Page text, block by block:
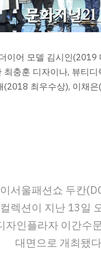
이어 모델 김시인(2019
최충훈 디자이나, 뷰티디
(2018 최우수상), 이채
서울패션쇼 두칸
렉션이 지난 13일
자인플라자 이간수
대면으로 개최됐